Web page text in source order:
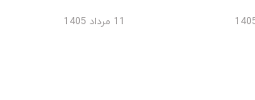
11 مرداد 1405